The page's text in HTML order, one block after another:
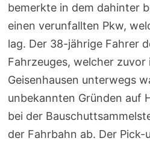
bemerkte in dem dahinter
einen verunfallten Pkw,
lag. Der 38-jährige Fahrer
Fahrzeuges, welcher
Geisenhausen unterwegs
unbekannten Gründen auf
bei der
der Fahrbahn ab. Der